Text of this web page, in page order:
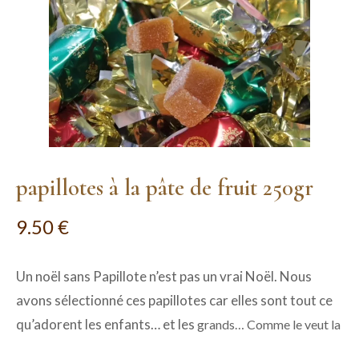
papillotes à la pâte de fruit 250gr
9.50€
Un noël sans Papillote n’est pas un vrai Noël. Nous
avons sélectionné ces papillotes car elles sont tout ce
qu’adorent les enfants… et les grands… Comme le veut la